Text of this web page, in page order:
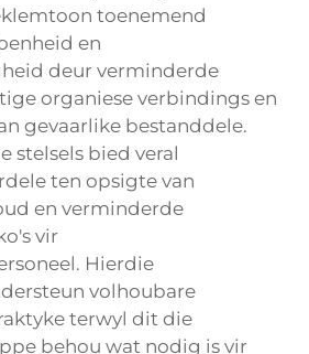
toenemend
en
deur verminderde
organiese verbindings en
gevaarlike bestanddele.
stelsels bied veral
ten opsigte van
en verminderde
vir
Hierdie
volhoubare
terwyl dit die
behou wat nodig is vir